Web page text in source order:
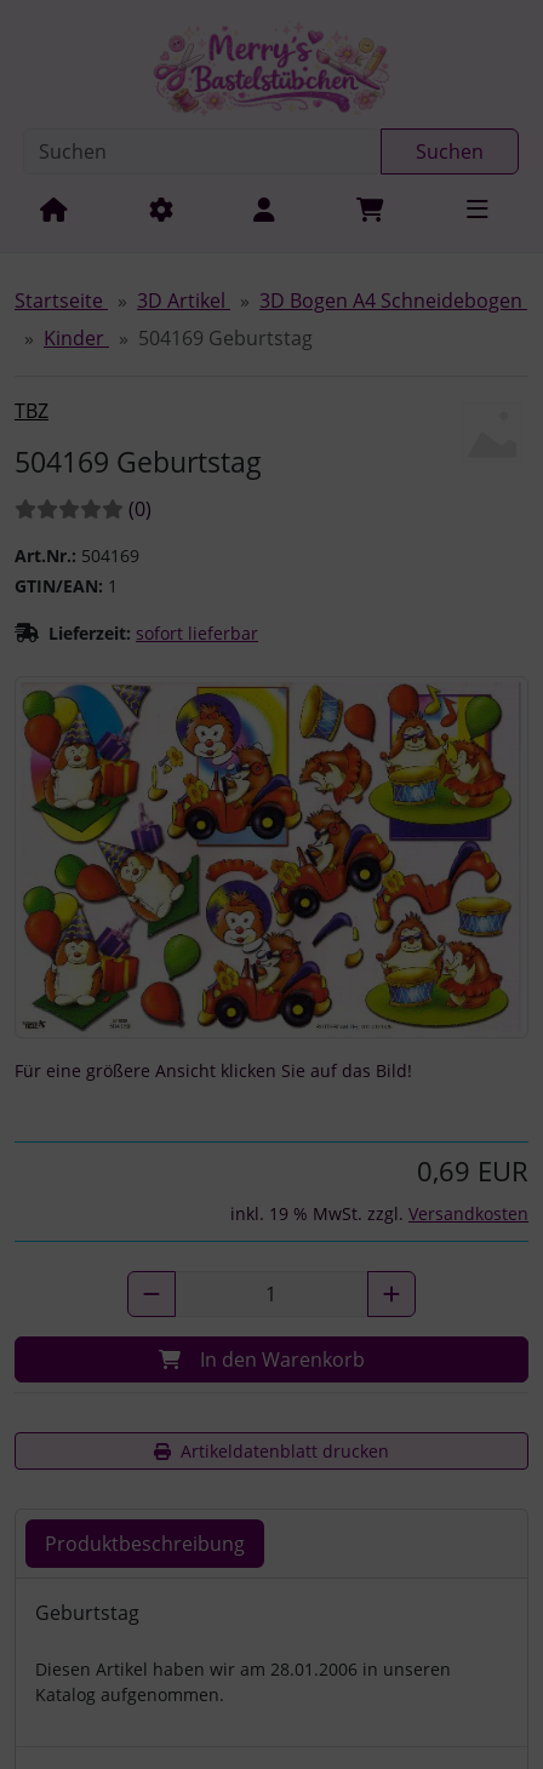
Springe zur Navigation
Suchen
Startseite 3D Artikel
3D Bogen A4 Schneidebogen
Kinder
504169 Geburtstag
TBZ
504169 Geburtstag
Bewertungen:
(0Bewertungen
)
Art.Nr.: 504169
GTIN/EAN: 1
Lieferzeit: sofort lieferbar
Wenn mehr als ein Produktbild existiert, können Sie die
Für eine größere Ansicht klicken Sie auf das Bild!
0,69 EUR
inkl. 19 % MwSt. zzgl. Versandkosten
In den Warenkorb
Artikeldatenblatt drucken
Produktbeschreibung
Produktbeschreibung
Geburtstag
Diesen Artikel haben wir am 28.01.2006 in unseren
Katalog aufgenommen.